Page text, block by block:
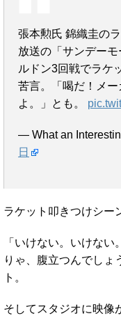
張本勲氏 錦織圭の
放送の「サンデー
ルドン3回戦でラケ
苦言。「喝だ！メ
よ。」とも。
— What an
日
ラケット叩きつけシー
「いけない。いけな
りゃ、腹立つんでしょ
ト。
そしてスタジオに映像